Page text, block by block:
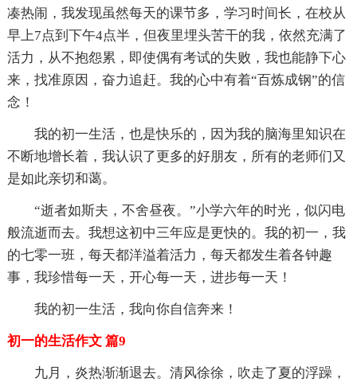
凑热闹，我发现虽然每天的课节多，学习时间长，在校从
早上7点到下午4点半，但夜里埋头苦干的我，依然充满了
活力，从不抱怨累，即使偶有考试的失败，我也能静下心
来，找准原因，奋力追赶。我的心中有着“百炼成钢”的信
念！
我的初一生活，也是快乐的，因为我的脑海里知识在
不断地增长着，我认识了更多的好朋友，所有的老师们又
是如此亲切和蔼。
“逝者如斯夫，不舍昼夜。”小学六年的时光，似闪电
般流逝而去。我想这初中三年应是更快的。我的初一，我
的七零一班，每天都洋溢着活力，每天都发生着各钟趣
事，我珍惜每一天，开心每一天，进步每一天！
我的初一生活，我向你自信奔来！
初一的生活作文 篇9
九月，炎热渐渐退去。清风徐徐，吹走了夏的浮躁，